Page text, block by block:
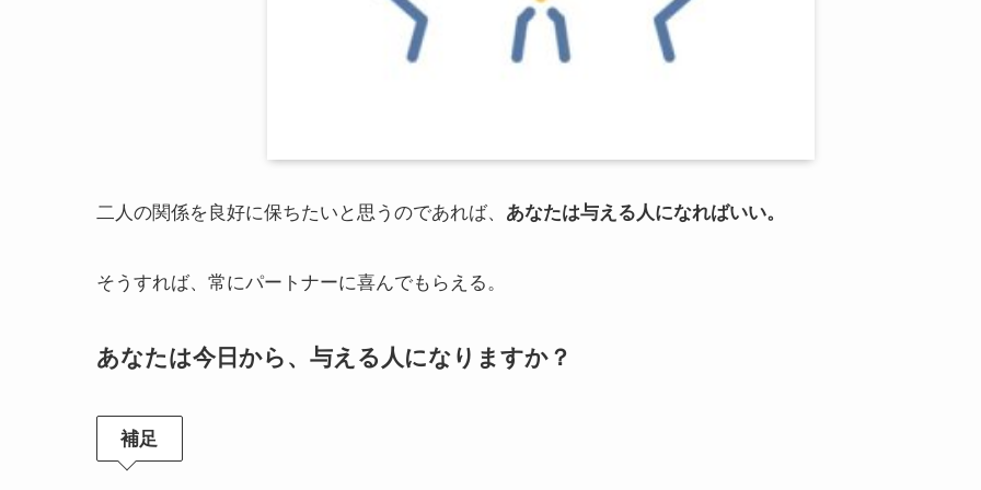
二人の関係を良好に保ちたいと思うのであれば、 あなたは与える人になればいい。
そうすれば、常にパートナーに喜んでもらえる。
あなたは今日から、与える人になりますか？
補足